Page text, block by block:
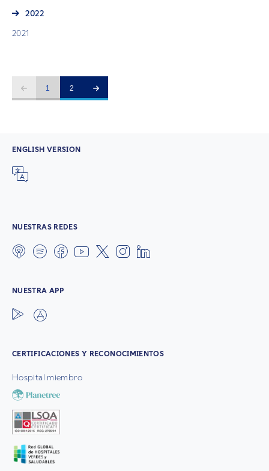
2022
2021
1 2
ENGLISH VERSION
NUESTRAS REDES
NUESTRA APP
CERTIFICACIONES Y RECONOCIMIENTOS
Hospital miembro